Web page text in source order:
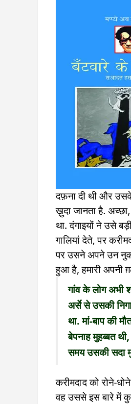
दफ़ना दी थी और
ख़ुदा जानता है.
था. दंगाइयों ने उसे
गालियां देते, पर
पर उसने अपने उन
हुआ है, हमारी अपनी
गांव के लोग अभी
अर्से से उसकी
था. मां-बाप की
बेपनाह मुहब्बत
समय उसकी सदा
करीमदाद को रोने-
वह उससे इस बारे में